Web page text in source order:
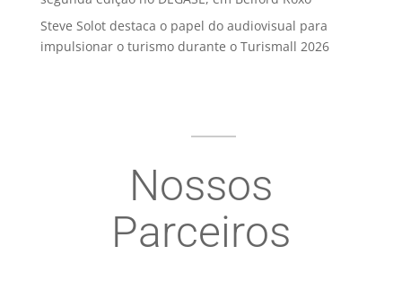
Steve Solot destaca o papel do audiovisual para
impulsionar o turismo durante o Turismall 2026
Nossos
Parceiros